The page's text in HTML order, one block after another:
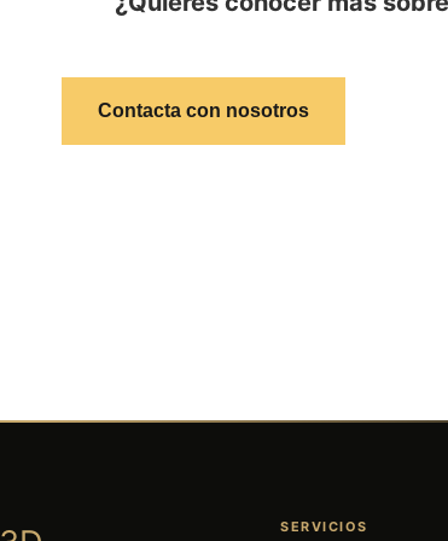
Contacta con nosotros
SERVICIOS